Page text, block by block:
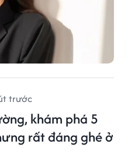
trước
khám phá 5
rất đáng ghé ở